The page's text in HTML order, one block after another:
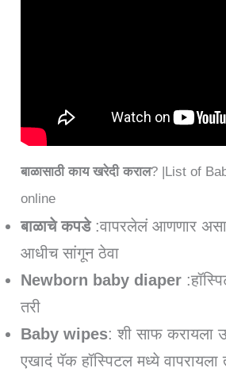
बाळासाठी काय खरेदी कराल? |List of
online
बाळाचे कपडे:वापरलेलं आणणार
आधीच सांगून ठेवा
Newborn baby diaper
तरी
Baby wipes: शी साफ करायला
एखादं पॅक हॉस्पिटल मध्ये वापरायला